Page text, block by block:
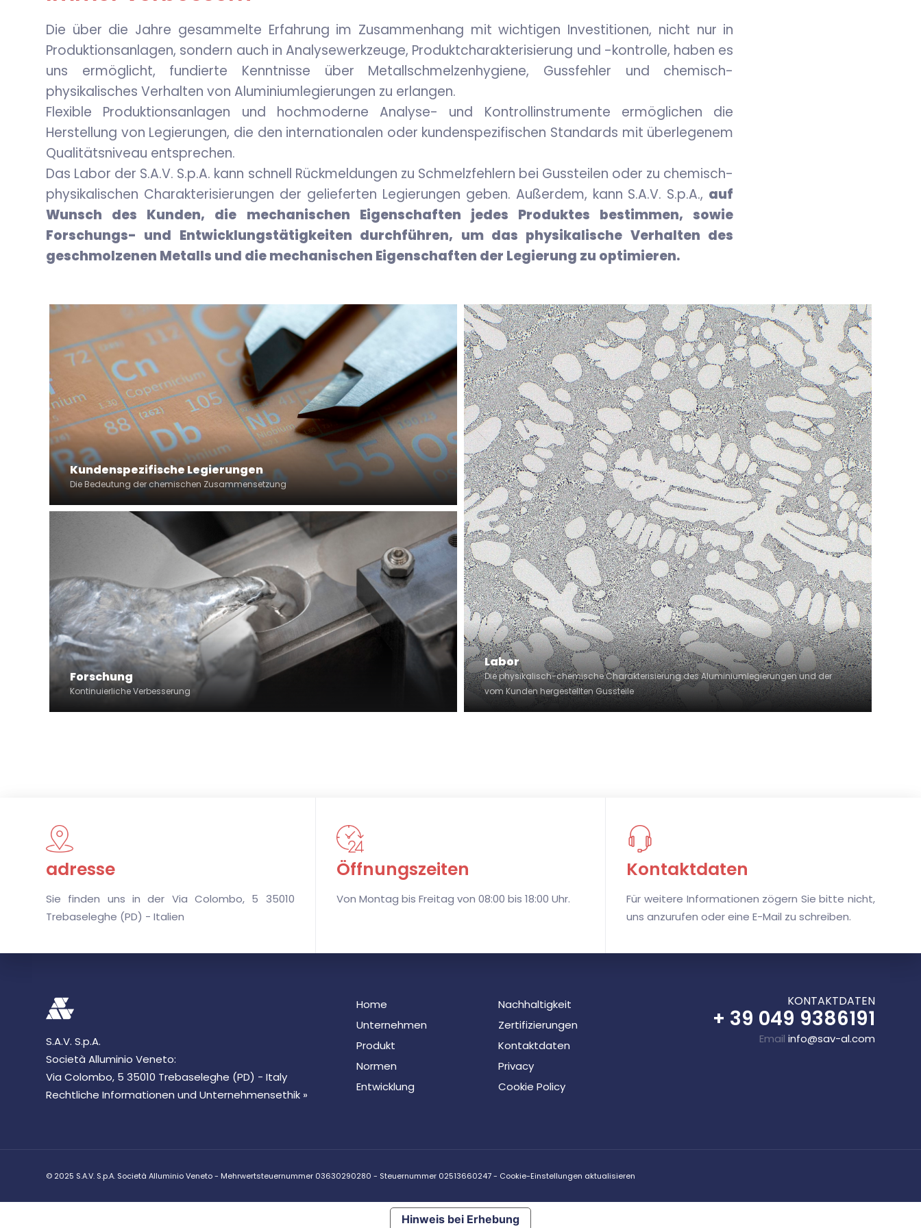
Die über die Jahre gesammelte Erfahrung im Zusammenhang mit wichtigen Investitionen, nicht nur in
Produktionsanlagen, sondern auch in Analysewerkzeuge, Produktcharakterisierung und -kontrolle, haben es
uns ermöglicht, fundierte Kenntnisse über Metallschmelzenhygiene, Gussfehler und chemisch-
physikalisches Verhalten von Aluminiumlegierungen zu erlangen.
Flexible Produktionsanlagen und hochmoderne Analyse- und Kontrollinstrumente ermöglichen die
Herstellung von Legierungen, die den internationalen oder kundenspezifischen Standards mit überlegenem
Qualitätsniveau entsprechen.
Das Labor der S.A.V. S.p.A. kann schnell Rückmeldungen zu Schmelzfehlern bei Gussteilen oder zu chemisch-
physikalischen Charakterisierungen der gelieferten Legierungen geben. Außerdem, kann S.A.V. S.p.A., auf
Wunsch des Kunden, die mechanischen Eigenschaften jedes Produktes bestimmen, sowie
Forschungs- und Entwicklungstätigkeiten durchführen, um das physikalische Verhalten des
geschmolzenen Metalls und die mechanischen Eigenschaften der Legierung zu optimieren.
Kundenspezifische Legierungen
Die Bedeutung der chemischen Zusammensetzung
Labor
Die physikalisch-chemische Charakterisierung des Aluminiumlegierungen und der
vom Kunden hergestellten Gussteile
Forschung
Kontinuierliche Verbesserung
adresse
Sie finden uns in der Via Colombo, 5 35010
Trebaseleghe (PD) - Italien
Öffnungszeiten
Von Montag bis Freitag von 08:00 bis 18:00 Uhr.
Kontaktdaten
Für weitere Informationen zögern Sie bitte nicht,
uns anzurufen oder eine E-Mail zu schreiben.
S.A.V. S.p.A.
Società Alluminio Veneto:
Via Colombo, 5 35010 Trebaseleghe (PD) - Italy
Rechtliche Informationen und Unternehmensethik »
Home
Unternehmen
Produkt
Normen
Entwicklung
Nachhaltigkeit
Zertifizierungen
Kontaktdaten
Privacy
Cookie Policy
KONTAKTDATEN
+ 39 049 9386191
Email info@sav-al.com
© 2025 S.A.V. S.p.A. Società Alluminio Veneto - Mehrwertsteuernummer 03630290280 - Steuernummer 02513660247 - Cookie-Einstellungen aktualisieren
Hinweis bei Erhebung